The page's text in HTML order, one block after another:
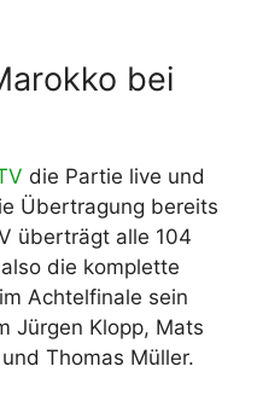
bei
die Partie live und
Übertragung bereits
überträgt alle 104
die komplette
Achtelfinale sein
Jürgen Klopp, Mats
Thomas Müller.